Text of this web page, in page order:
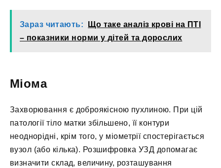
Зараз читають:
Що таке аналіз крові на ПТІ
– показники норми у дітей та дорослих
Міома
Захворювання є доброякісною пухлиною. При цій
патології тіло матки збільшено, її контури
неоднорідні, крім того, у міометрії спостерігається
вузол (або кілька). Розшифровка УЗД допомагає
визначити склад, величину, розташування